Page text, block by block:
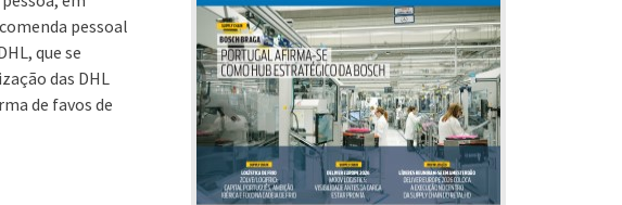
pessoal
que se
das DHL
de favos de